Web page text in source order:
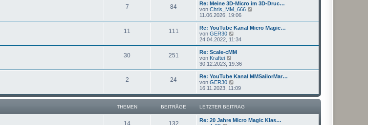
r
a
g
B
e
i
r
g
e
s
t
r
B
e
i
r
g
7 84
Re: Meine 3D-Micro im 3D-Druc…
von Chris_MM_666
u
e
r
11.06.2026, 19:06
11 111
Re: YouTube Kanal Micro Magic…
von GER30
e
u
e
t
r
B
e
i
t
a
g
24.04.2022, 11:34
30 251
Re: Scale-cMM
von Kraftei
e
u
e
s
t
r
B
e
i
t
30.12.2023, 19:36
2 24
Re: YouTube Kanal MMSailorMar…
von GER30
e
u
e
s
r
16.11.2023, 11:09
THEMEN BEITRÄGE LETZTER BEITRAG
14 132
Re: 20 Jahre Micro Magic Klas…